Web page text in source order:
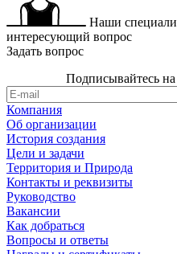
Наши
интересующий вопрос
Задать вопрос
Подписывайтесь
Компания
Об организации
История создания
Цели и задачи
Территория и Природа
Контакты и реквизиты
Руководство
Вакансии
Как добраться
Вопросы и ответы